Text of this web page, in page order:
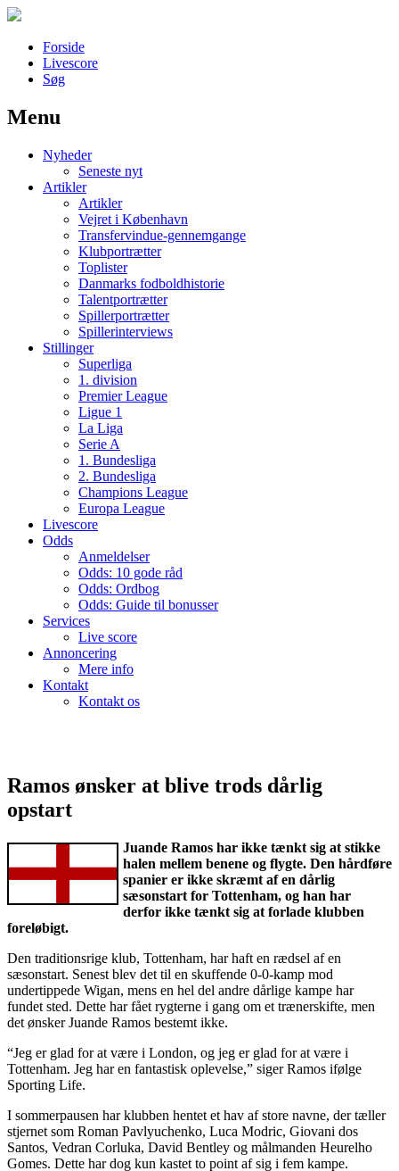
Forside
Livescore
Søg
Наши партнеры
лучшие займы
Menu
Nyheder
Seneste nyt
Artikler
Artikler
Vejret i København
Transfervindue-gennemgange
Klubportrætter
Toplister
Danmarks fodboldhistorie
Talentportrætter
Spillerportrætter
Spillerinterviews
Stillinger
Superliga
1. division
Premier League
Ligue 1
La Liga
Serie A
1. Bundesliga
2. Bundesliga
Champions League
Europa League
Livescore
Odds
Anmeldelser
Odds: 10 gode råd
Odds: Ordbog
Odds: Guide til bonusser
Services
Live score
Annoncering
Mere info
Kontakt
Kontakt os
Ramos ønsker at blive trods dårlig
opstart
Juande Ramos har ikke tænkt sig at stikke
halen mellem benene og flygte. Den hårdføre
spanier er ikke skræmt af en dårlig
sæsonstart for Tottenham, og han har
derfor ikke tænkt sig at forlade klubben
foreløbigt.
Den traditionsrige klub, Tottenham, har haft en rædsel af en
sæsonstart. Senest blev det til en skuffende 0-0-kamp mod
undertippede Wigan, mens en hel del andre dårlige kampe har
fundet sted. Dette har fået rygterne i gang om et trænerskifte, men
det ønsker Juande Ramos bestemt ikke.
“Jeg er glad for at være i London, og jeg er glad for at være i
Tottenham. Jeg har en fantastisk oplevelse,” siger Ramos ifølge
Sporting Life.
I sommerpausen har klubben hentet et hav af store navne, der tæller
stjernet som Roman Pavlyuchenko, Luca Modric, Giovani dos
Santos, Vedran Corluka, David Bentley og målmanden Heurelho
Gomes. Dette har dog kun kastet to point af sig i fem kampe.